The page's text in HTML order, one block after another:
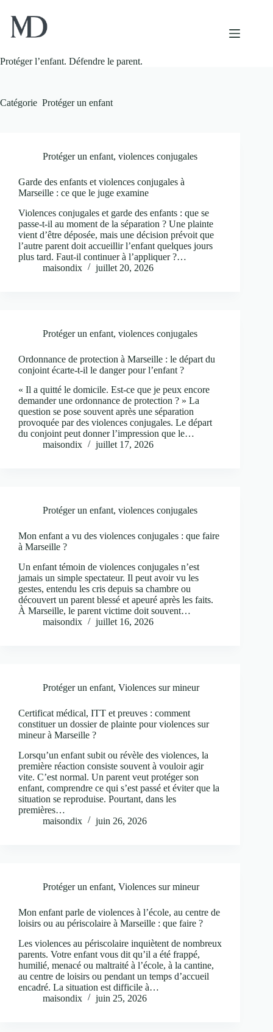
contenu
Protéger l’enfant. Défendre le parent.
Catégorie Protéger un enfant
Protéger un enfant, violences conjugales
Garde des enfants et violences conjugales à
Marseille : ce que le juge examine
Violences conjugales et garde des enfants : que se
passe-t-il au moment de la séparation ? Une plainte
vient d’être déposée, mais une décision prévoit que
l’autre parent doit accueillir l’enfant quelques jours
plus tard. Faut-il continuer à l’appliquer ?…
maisondix
juillet 20, 2026
Protéger un enfant, violences conjugales
Ordonnance de protection à Marseille : le départ du
conjoint écarte-t-il le danger pour l’enfant ?
« Il a quitté le domicile. Est-ce que je peux encore
demander une ordonnance de protection ? » La
question se pose souvent après une séparation
provoquée par des violences conjugales. Le départ
du conjoint peut donner l’impression que le…
maisondix
juillet 17, 2026
Protéger un enfant, violences conjugales
Mon enfant a vu des violences conjugales : que faire
à Marseille ?
Un enfant témoin de violences conjugales n’est
jamais un simple spectateur. Il peut avoir vu les
gestes, entendu les cris depuis sa chambre ou
découvert un parent blessé et apeuré après les faits.
À Marseille, le parent victime doit souvent…
maisondix
juillet 16, 2026
Protéger un enfant, Violences sur mineur
Certificat médical, ITT et preuves : comment
constituer un dossier de plainte pour violences sur
mineur à Marseille ?
Lorsqu’un enfant subit ou révèle des violences, la
première réaction consiste souvent à vouloir agir
vite. C’est normal. Un parent veut protéger son
enfant, comprendre ce qui s’est passé et éviter que la
situation se reproduise. Pourtant, dans les
premières…
maisondix
juin 26, 2026
Protéger un enfant, Violences sur mineur
Mon enfant parle de violences à l’école, au centre de
loisirs ou au périscolaire à Marseille : que faire ?
Les violences au périscolaire inquiètent de nombreux
parents. Votre enfant vous dit qu’il a été frappé,
humilié, menacé ou maltraité à l’école, à la cantine,
au centre de loisirs ou pendant un temps d’accueil
encadré. La situation est difficile à…
maisondix
juin 25, 2026